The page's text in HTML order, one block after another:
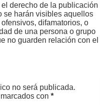
derecho de la publicación
se harán visibles aquellos
difamatorios, o
de una persona o grupo
no guarden relación con el
no será publicada.
con*